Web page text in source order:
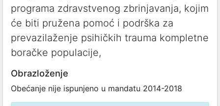
programa zdravstvenog zbrinjavanja, kojim
će biti pružena pomoć i podrška za
prevazilaženje psihičkih trauma kompletne
boračke populacije,
Obrazloženje
Obećanje nije ispunjeno u mandatu 2014-2018